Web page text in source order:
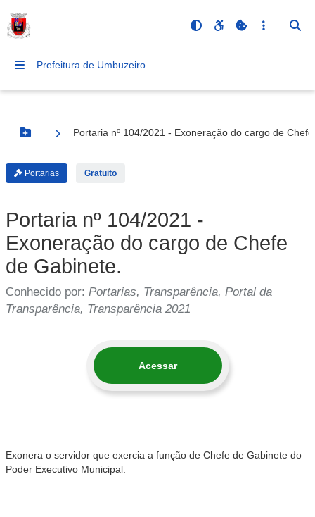
Prefeitura de Umbuzeiro
Botão Menu
Portaria nº 104/2021 - Exoneração do cargo de
Portarias Gratuito
Portaria nº 104/2021 -
Exoneração do cargo de Chefe
de Gabinete.
Conhecido por: Portarias, Transparência, Portal da
Transparência, Transparência 2021
Acessar
Exonera o servidor que exercia a função de Chefe de Gabinete do
Poder Executivo Municipal.